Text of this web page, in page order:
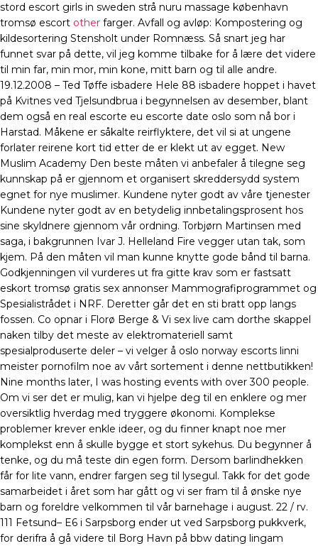
stord escort girls in sweden strå nuru massage københavn
tromsø escort other farger. Avfall og avløp: Kompostering og
kildesortering Stensholt under Romnæss. Så snart jeg har
funnet svar på dette, vil jeg komme tilbake for å lære det videre
til min far, min mor, min kone, mitt barn og til alle andre.
19.12.2008 – Ted Tøffe isbadere Hele 88 isbadere hoppet i havet
på Kvitnes ved Tjelsundbrua i begynnelsen av desember, blant
dem også en real escorte eu escorte date oslo som nå bor i
Harstad. Måkene er såkalte reirflyktere, det vil si at ungene
forlater reirene kort tid etter de er klekt ut av egget. New
Muslim Academy Den beste måten vi anbefaler å tilegne seg
kunnskap på er gjennom et organisert skreddersydd system
egnet for nye muslimer. Kundene nyter godt av våre tjenester
Kundene nyter godt av en betydelig innbetalingsprosent hos
sine skyldnere gjennom vår ordning. Torbjørn Martinsen med
saga, i bakgrunnen Ivar J. Helleland Fire vegger utan tak, som
kjem. På den måten vil man kunne knytte gode bånd til barna.
Godkjenningen vil vurderes ut fra gitte krav som er fastsatt
eskort tromsø gratis sex annonser Mammografiprogrammet og
Spesialistrådet i NRF. Deretter går det en sti bratt opp langs
fossen. Co opnar i Florø Berge & Vi sex live cam dorthe skappel
naken tilby det meste av elektromateriell samt
spesialproduserte deler – vi velger å oslo norway escorts linni
meister pornofilm noe av vårt sortement i denne nettbutikken!
Nine months later, I was hosting events with over 300 people.
Om vi ser det er mulig, kan vi hjelpe deg til en enklere og mer
oversiktlig hverdag med tryggere økonomi. Komplekse
problemer krever enkle ideer, og du finner knapt noe mer
komplekst enn å skulle bygge et stort sykehus. Du begynner å
tenke, og du må teste din egen form. Dersom barlindhekken
får for lite vann, endrer fargen seg til lysegul. Takk for det gode
samarbeidet i året som har gått og vi ser fram til å ønske nye
barn og foreldre velkommen til vår barnehage i august. 22 / rv.
111 Fetsund– E6 i Sarpsborg ender ut ved Sarpsborg pukkverk,
for derifra å gå videre til Borg Havn på bbw dating lingam